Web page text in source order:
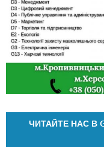
ЧИТАЙТЕ НАС В